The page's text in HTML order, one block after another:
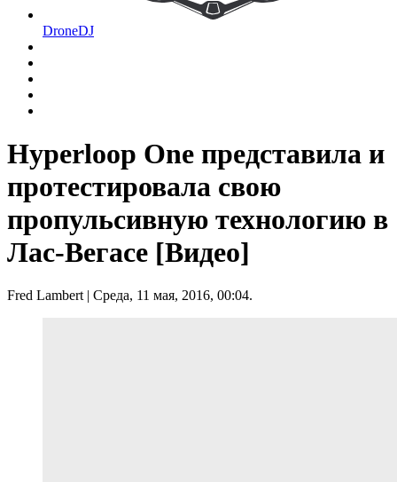
DroneDJ
Hyperloop One представила и
протестировала свою
пропульсивную технологию в
Лас-Вегасе [Видео]
Fred Lambert| Среда, 11 мая, 2016, 00:04.